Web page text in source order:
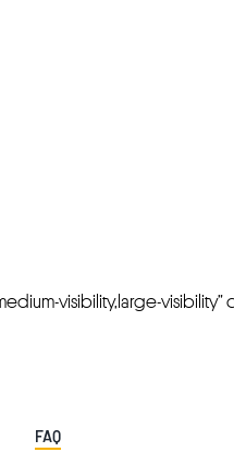
visibility,large-visibility”
FAQ